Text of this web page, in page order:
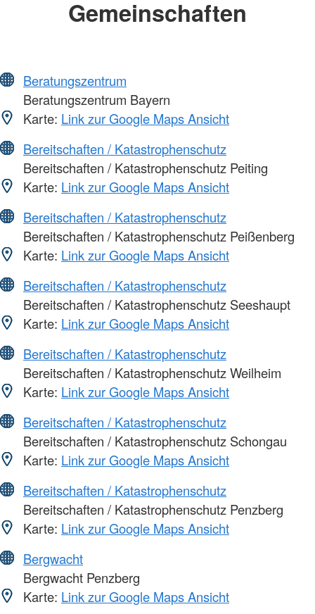
Gemeinschaften
Beratungszentrum
Beratungszentrum Bayern
Karte: Link zur Google Maps Ansicht
Bereitschaften / Katastrophenschutz
Bereitschaften / Katastrophenschutz Peiting
Karte: Link zur Google Maps Ansicht
Bereitschaften / Katastrophenschutz
Bereitschaften / Katastrophenschutz Peißenberg
Karte: Link zur Google Maps Ansicht
Bereitschaften / Katastrophenschutz
Bereitschaften / Katastrophenschutz Seeshaupt
Karte: Link zur Google Maps Ansicht
Bereitschaften / Katastrophenschutz
Bereitschaften / Katastrophenschutz Weilheim
Karte: Link zur Google Maps Ansicht
Bereitschaften / Katastrophenschutz
Bereitschaften / Katastrophenschutz Schongau
Karte: Link zur Google Maps Ansicht
Bereitschaften / Katastrophenschutz
Bereitschaften / Katastrophenschutz Penzberg
Karte: Link zur Google Maps Ansicht
Bergwacht
Bergwacht Penzberg
Karte: Link zur Google Maps Ansicht